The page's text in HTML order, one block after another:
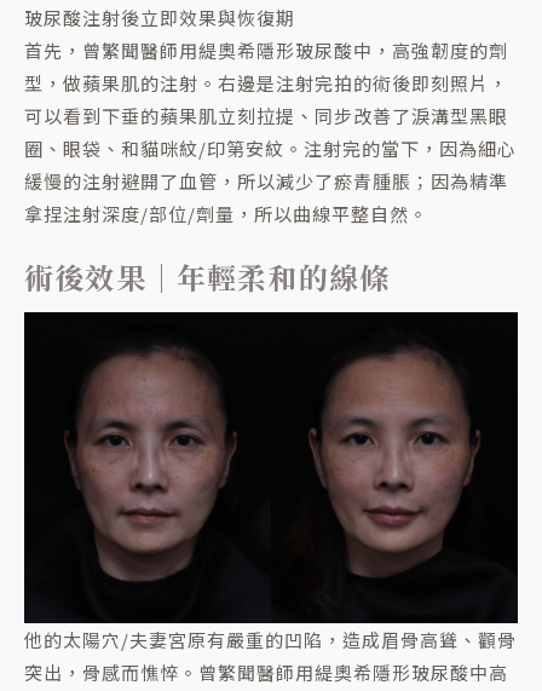
玻尿酸注射後立即效果與恢復期
首先，曾繁聞醫師用緹奧希隱形玻尿酸中，高強韌度的劑
型，做蘋果肌的注射。右邊是注射完拍的術後即刻照片，
可以看到下垂的蘋果肌立刻拉提、同步改善了淚溝型黑眼
圈、眼袋、和貓咪紋/印第安紋。注射完的當下，因為細心
緩慢的注射避開了血管，所以減少了瘀青腫脹；因為精準
拿捏注射深度/部位/劑量，所以曲線平整自然。
術後效果｜年輕柔和的線條
他的太陽穴/夫妻宮原有嚴重的凹陷，造成眉骨高聳、顴骨
突出，骨感而憔悴。曾繁聞醫師用緹奧希隱形玻尿酸中高